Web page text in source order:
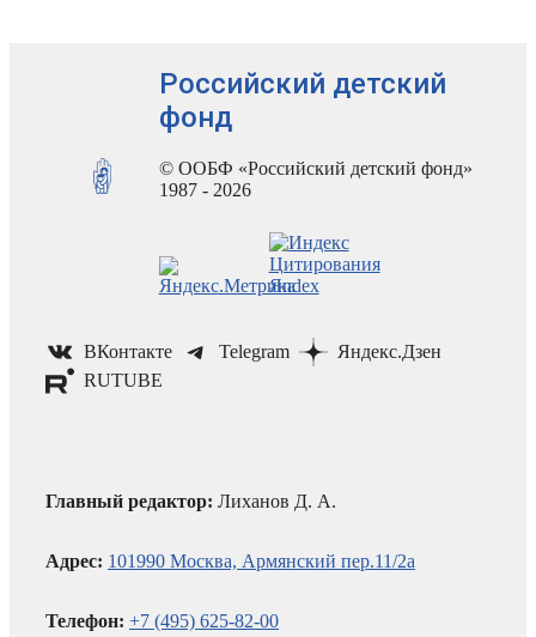
Российский детский
фонд
© ООБФ «Российский детский фонд»
1987 - 2026
ВКонтакте Telegram
Яндекс.Дзен
RUTUBE
Главный редактор: Лиханов Д. А.
Адрес: 101990 Москва, Армянский пер.11/2а
Телефон: +7 (495) 625-82-00